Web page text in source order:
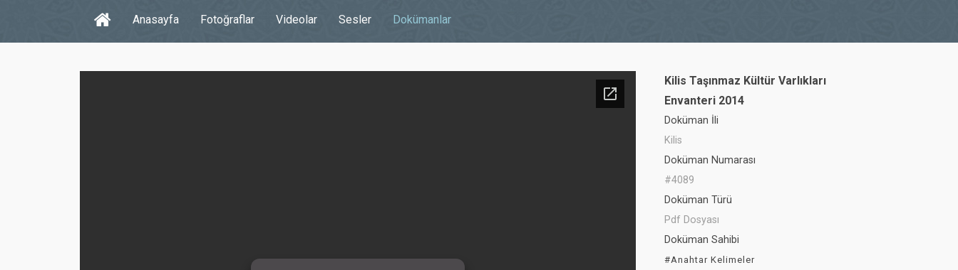
Anasayfa Fotoğraflar Videolar Sesler Dokümanlar
Kilis Taşınmaz Kültür Varlıkları
Envanteri 2014
Doküman İli
Kilis
Doküman Numarası
#4089
Doküman Türü
Pdf Dosyası
Doküman Sahibi
#Anahtar Kelimeler